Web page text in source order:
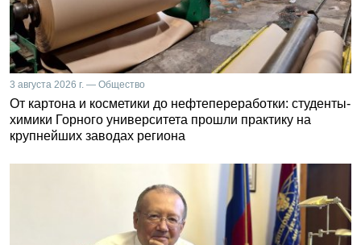
3 августа 2026 г. — Общество
От картона и косметики до нефтепереработки: студенты-
химики Горного университета прошли практику на
крупнейших заводах региона